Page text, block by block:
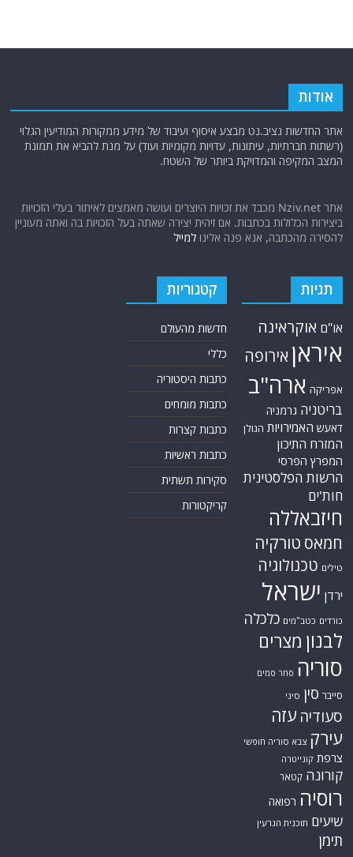
אודות
אתר החדשות נציב.נט מבצע איסוף ועיבוד של מידע ממקורות המודיעין הגלוי
(רשתות חברתיות, עיתונות, עדויות מקומיות ועוד) על מנת להביא את תמונת
המצב המקיפה והמדויקת ביותר של השטח.
אתר Nziv.net מכבד את זכויות היוצרים ועושה מאמצים לאיתור בעלי הזכויות
ביצירות הכלולות בכתבות. אם זיהית יצירה שאתה בעל הזכויות בה ואתה מעוניין
להסירה מהכתבה, אנא פנה אלינולמייל
תגיות
או"ם אוקראינה
איראן אירופה
אפריקה ארה"ב
בריטניה גרמניה
דאעש האמירויות הגולן
המזרח התיכון
המפרץ הפרסי
הרשות הפלסטינית
חות'ים
חיזבאללה
חמאס טורקיה
טילים טכנולוגיה
ירדן ישראל
כורדים כטב"מים כלכלה
לבנון מצרים
סוריה סחר סמים
סייבר סין סיני
סעודיה עזה
עירק צבא סוריה חופשי
צרפת קונייטרה
קורונה קטאר
רוסיה רפואה
שיעים תוכנית הגרעין
תימן
קטגוריות
חדשות מהעולם
כללי
כתבות היסטוריה
כתבות מומחים
כתבות קצרות
כתבות ראשיות
סקירות תשתית
קריקטורות